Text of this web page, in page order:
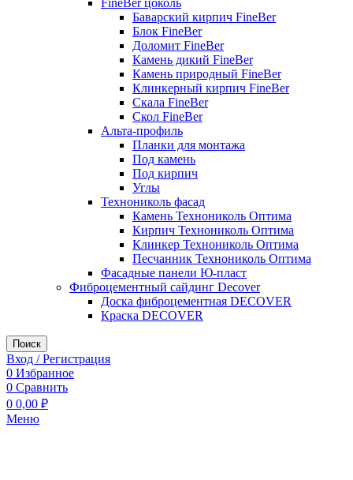
FineBer цоколь
Баварский кирпич FineBer
Блок FineBer
Доломит FineBer
Камень дикий FineBer
Камень природный FineBer
Клинкерный кирпич FineBer
Скала FineBer
Скол FineBer
Альта-профиль
Планки для монтажа
Под камень
Под кирпич
Углы
Технониколь фасад
Камень Технониколь Оптима
Кирпич Технониколь Оптима
Клинкер Технониколь Оптима
Песчанник Технониколь Оптима
Фасадные панели Ю-пласт
Фиброцементный сайдинг Decover
Доска фиброцементная DECOVER
Краска DECOVER
Поиск
Вход / Регистрация
0 Избранное
0 Сравнить
0 0,00 ₽
Меню